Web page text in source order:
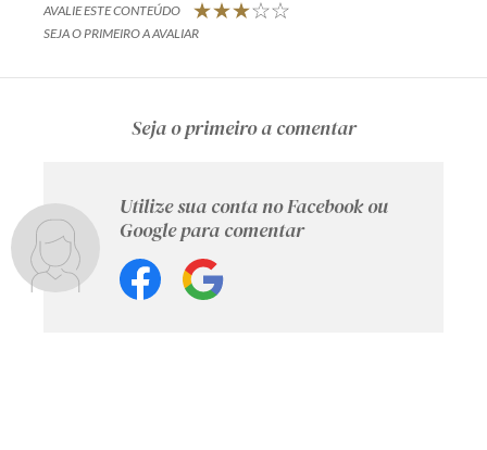
AVALIE ESTE CONTEÚDO
SEJA O PRIMEIRO A AVALIAR
Seja o primeiro a comentar
Utilize sua conta no Facebook ou
Google para comentar